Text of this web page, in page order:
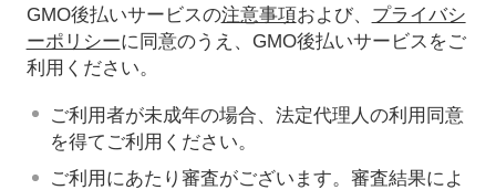
GMO後払いサービスの注意事項および、 プライバシ
ーポリシーに同意のうえ、GMO後払いサービスをご
利用ください。
ご利用者が未成年の場合、法定代理人の利用同意
を得てご利用ください。
ご利用にあたり審査がございます。審査結果によ